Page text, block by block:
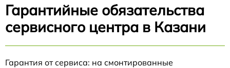
Гарантийные обязательства
сервисного центра в Казани
Гарантия от сервиса: на смонтированные